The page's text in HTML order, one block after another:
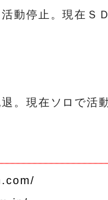
動停止。現在Ｓ
。現在ソロで活